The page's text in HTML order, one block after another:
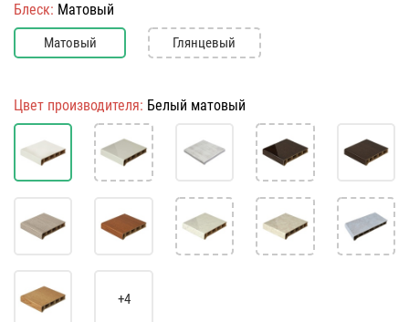
Блеск: Матовый
Матовый Глянцевый
Цвет производителя: Белый матовый
+4